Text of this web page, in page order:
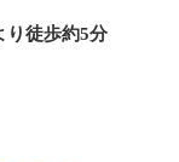
徒歩約5分